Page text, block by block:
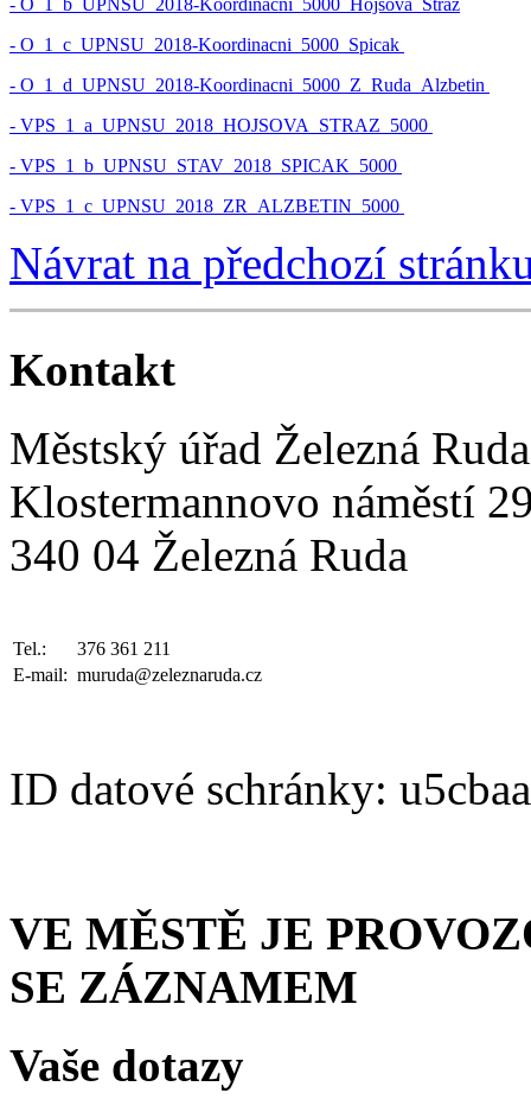
- O_1_c_UPNSU_2018-Koordinacni_5000_Spicak
- O_1_d_UPNSU_2018-Koordinacni_5000_Z_Ruda_Alzbetin
- VPS_1_a_UPNSU_2018_HOJSOVA_STRAZ_5000
- VPS_1_b_UPNSU_STAV_2018_SPICAK_5000
- VPS_1_c_UPNSU_2018_ZR_ALZBETIN_5000
Návrat na předchozí
Kontakt
Městský úřad Železná Ruda
Klostermannovo náměstí
340 04 Železná Ruda
Tel.:
376 361 211
E-mail: muruda@zeleznaruda.cz
ID datové schránky:
VE MĚSTĚ JE
SE ZÁZNAMEM
Vaše dotazy